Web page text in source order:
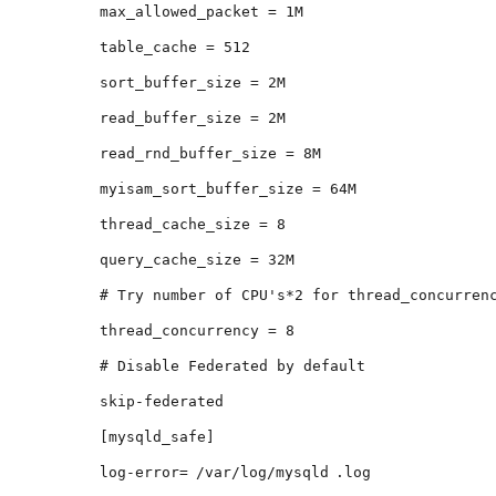
max_allowed_packet = 1M
table_cache = 512
sort_buffer_size = 2M
read_buffer_size = 2M
read_rnd_buffer_size = 8M
myisam_sort_buffer_size = 64M
thread_cache_size = 8
query_cache_size = 32M
# Try number of CPU's*2 for
thread_concurrency = 8
# Disable Federated by default
skip-federated
[mysqld_safe]
log-error= /var/log/mysqld .log